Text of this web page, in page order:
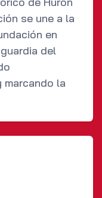
se une a la
en
del
la